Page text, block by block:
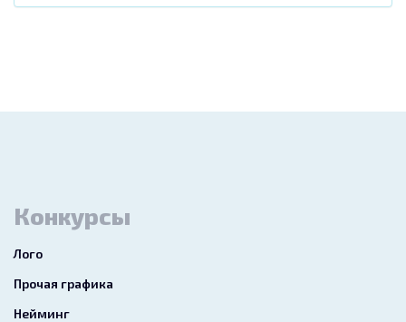
Конкурсы
Лого
Прочая графика
Нейминг